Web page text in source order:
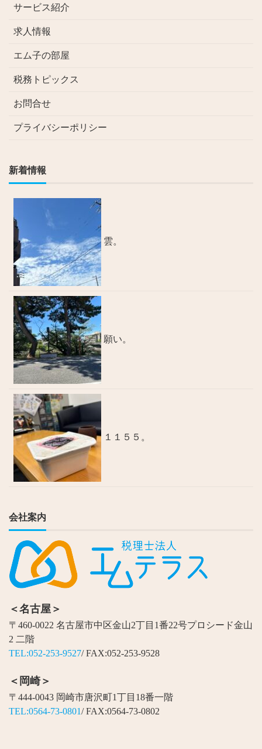
サービス紹介
求人情報
エム子の部屋
税務トピックス
お問合せ
プライバシーポリシー
新着情報
雲。
願い。
１１５５。
会社案内
＜名古屋＞
〒460-0022 名古屋市中区金山2丁目1番22号プロシード金山
2 二階
TEL:052-253-9527/ FAX:052-253-9528
＜岡崎＞
〒444-0043 岡崎市唐沢町1丁目18番一階
TEL:0564-73-0801/ FAX:0564-73-0802